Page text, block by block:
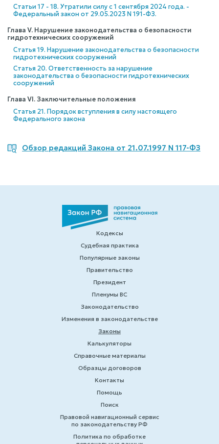
Статьи 17 - 18. Утратили силу с 1 сентября 2024 года. -
Федеральный закон от 29.05.2023 N 191-ФЗ.
Глава V. Нарушение законодательства о безопасности
гидротехнических сооружений
Статья 19. Нарушение законодательства о безопасности
гидротехнических сооружений
Статья 20. Ответственность за нарушение
законодательства о безопасности гидротехнических
сооружений
Глава VI. Заключительные положения
Статья 21. Порядок вступления в силу настоящего
Федерального закона
Обзор редакций Закона от 21.07.1997 N 117-ФЗ
Кодексы
Судебная практика
Популярные законы
Правительство
Президент
Пленумы ВС
Законодательство
Изменения в законодательстве
Законы
Калькуляторы
Справочные материалы
Образцы договоров
Контакты
Помощь
Поиск
Правовой навигационный сервис
по законодательству РФ
Политика по обработке